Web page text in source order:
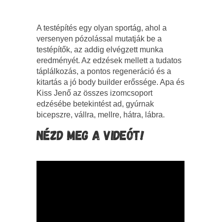
A testépítés egy olyan sportág, ahol a
versenyen pózolással mutatják be a
testépítők, az addig elvégzett munka
eredményét. Az edzések mellett a tudatos
táplálkozás, a pontos regeneráció és a
kitartás a jó body builder erőssége. Apa és
Kiss Jenő az összes izomcsoport
edzésébe betekintést ad, gyúrnak
bicepszre, vállra, mellre, hátra, lábra.
NÉZD MEG A VIDEÓT!